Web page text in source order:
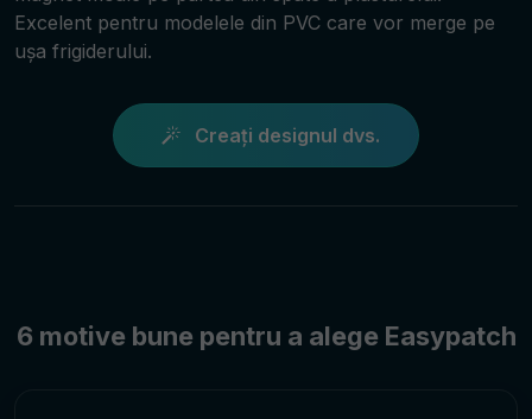
Excelent pentru modelele din PVC care vor merge pe
ușa frigiderului.
Creați designul dvs.
6 motive bune pentru a alege Easypatch